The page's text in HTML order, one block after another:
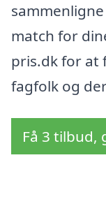
match for
pris.dk for at
fagfolk og
Få 3